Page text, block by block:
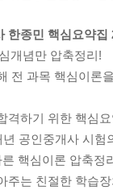
한종민 핵심요약
개념만 압축정리!
전 과목 핵심이론
격하기 위한 핵심
공인중개사 시험
핵심이론 압축
주는 친절한 학습